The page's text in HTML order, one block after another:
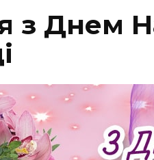
з Днем